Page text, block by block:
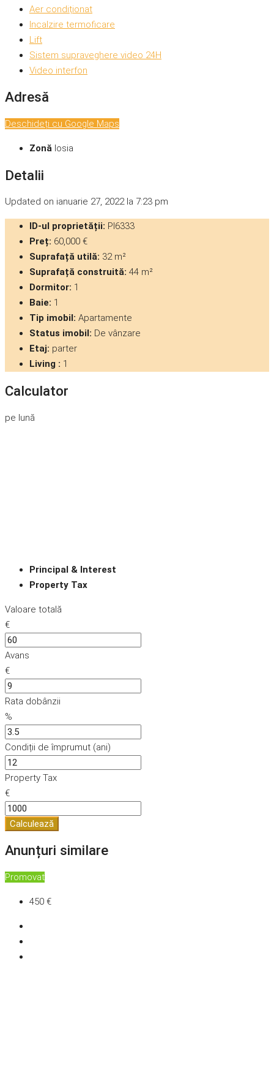
Aer condiționat
Incalzire termoficare
Lift
Sistem supraveghere video 24H
Video interfon
Adresă
Deschideți cu Google Maps
Zonă Iosia
Detalii
Updated on ianuarie 27, 2022 la 7:23 pm
ID-ul proprietății: PI6333
Preț: 60,000 €
Suprafață utilă: 32 m²
Suprafață construită: 44 m²
Dormitor: 1
Baie: 1
Tip imobil: Apartamente
Status imobil: De vânzare
Etaj: parter
Living : 1
Calculator
pe lună
Principal & Interest
Property Tax
Valoare totală
€
Avans
€
Rata dobânzii
%
Condiții de împrumut (ani)
Property Tax
€
Calculează
Anunțuri similare
Promovat
450 €